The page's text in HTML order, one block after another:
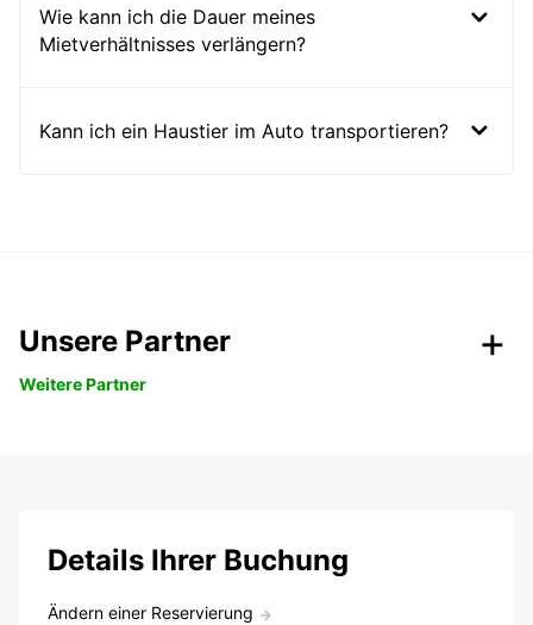
Wie kann ich die Dauer meines
Mietverhältnisses verlängern?
Kann ich ein Haustier im Auto transportieren?
Unsere Partner
Weitere Partner
Details Ihrer Buchung
Ändern einer Reservierung